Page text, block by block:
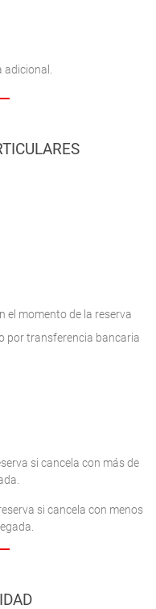
adicional.
el momento de la reserva
por transferencia bancaria
si cancela con más de
si cancela con menos